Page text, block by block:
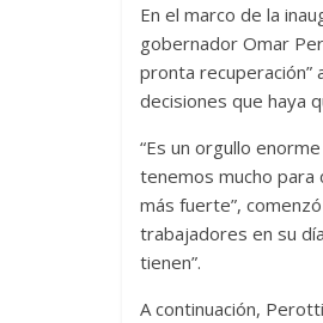
En el marco de la
gobernador Omar
pronta recuperación”
decisiones que haya
“Es un orgullo
tenemos mucho para
más fuerte”,
trabajadores en su
tienen”.
A continuación,